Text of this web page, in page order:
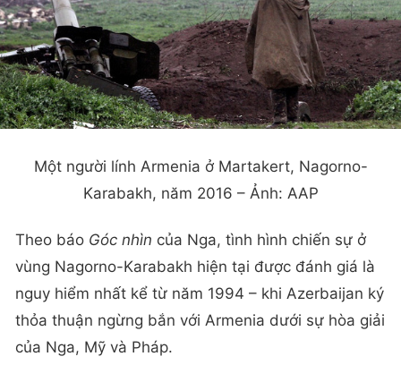
Một người lính Armenia ở Martakert, Nagorno-
Karabakh, năm 2016 – Ảnh: AAP
Theo báo Góc nhìn của Nga, tình hình chiến sự ở
vùng Nagorno-Karabakh hiện tại được đánh giá là
nguy hiểm nhất kể từ năm 1994 – khi Azerbaijan ký
thỏa thuận ngừng bắn với Armenia dưới sự hòa giải
của Nga, Mỹ và Pháp.